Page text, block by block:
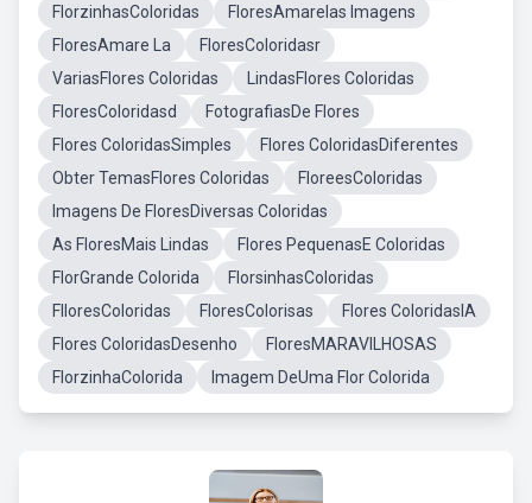
FlorzinhasColoridas
FloresAmarelas Imagens
FloresAmare La
FloresColoridasr
VariasFlores Coloridas
LindasFlores Coloridas
FloresColoridasd
FotografiasDe Flores
Flores ColoridasSimples
Flores ColoridasDiferentes
Obter TemasFlores Coloridas
FloreesColoridas
Imagens De FloresDiversas Coloridas
As FloresMais Lindas
Flores PequenasE Coloridas
FlorGrande Colorida
FlorsinhasColoridas
FlloresColoridas
FloresColorisas
Flores ColoridasIA
Flores ColoridasDesenho
FloresMARAVILHOSAS
FlorzinhaColorida
Imagem DeUma Flor Colorida